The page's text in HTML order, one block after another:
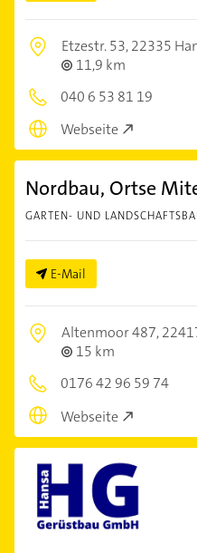
Etzestr. 53,22335
11,9 km
040 6 53 81 19
Webseite
Nordbau, Ortse
GARTEN- UND
E-Mail
Altenmoor 487,
15 km
0176 42 96 59 74
Webseite